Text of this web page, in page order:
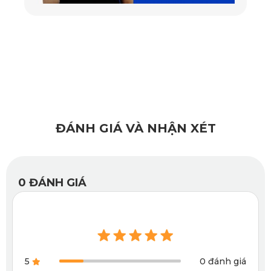
giá đỡ thì phải chạm vào nút mở phía trên của giá đỡ, nhấn
ĐÁNH GIÁ VÀ NHẬN XÉT
0 ĐÁNH GIÁ
5 0 đánh giá